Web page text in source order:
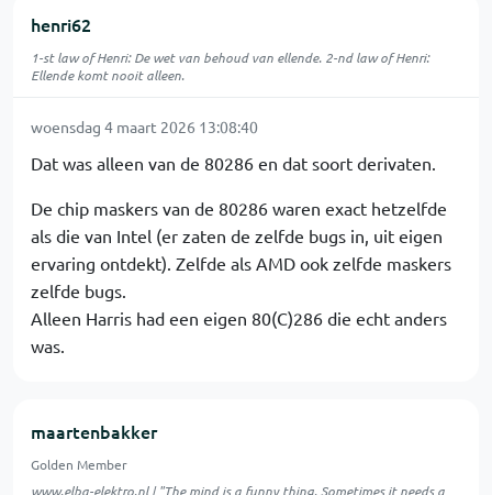
henri62
1-st law of Henri: De wet van behoud van ellende. 2-nd law of Henri:
Ellende komt nooit alleen.
woensdag 4 maart 2026 13:08:40
Dat was alleen van de 80286 en dat soort derivaten.
De chip maskers van de 80286 waren exact hetzelfde
als die van Intel (er zaten de zelfde bugs in, uit eigen
ervaring ontdekt). Zelfde als AMD ook zelfde maskers
zelfde bugs.
Alleen Harris had een eigen 80(C)286 die echt anders
was.
maartenbakker
Golden Member
www.elba-elektro.nl| "The mind is a funny thing. Sometimes it needs a